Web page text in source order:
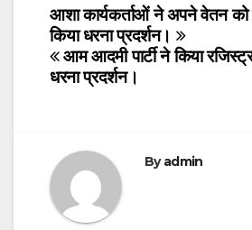
Post
navigation
आशा कार्यकर्ताओं ने अपने वेतन को
किया धरना प्रदर्शन।
आम आदमी पार्टी ने किया
धरना प्रदर्शन।
Byadmin